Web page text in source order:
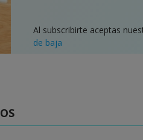
Al subscribirte aceptas
de baja